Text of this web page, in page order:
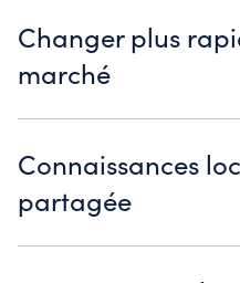
Changer plus
marché
plus rapidement, soutenir
et répondre directement
Connaissances
partagée